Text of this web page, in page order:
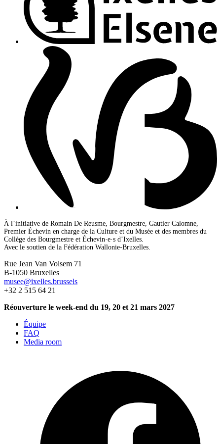
À l’initiative de Romain De Reusme, Bourgmestre, Gautier Calomne,
Premier Échevin en charge de la Culture et du Musée et des membres du
Collège des Bourgmestre et Échevin·e·s d’Ixelles.
Avec le soutien de la Fédération Wallonie-Bruxelles.
Rue Jean Van Volsem 71
B-1050 Bruxelles
musee@ixelles.brussels
+32 2 515 64 21
Réouverture le week-end du 19, 20 et 21 mars 2027
Équipe
FAQ
Media room